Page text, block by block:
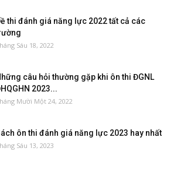
thi đánh giá năng lực 2022 tất cả các
Sáu 18, 2022
câu hỏi thường gặp khi ôn thi ĐGNL
2023...
Mười Một 24, 2022
ôn thi đánh giá năng lực 2023 hay nhất
Sáu 13, 2023